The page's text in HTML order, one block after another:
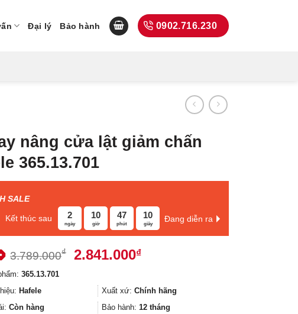
Đại lý Bảo hành 0902.716.230
nâng cửa lật giảm chấn
365.13.701
SALE
Kết thúc sau 2
ngày
10
giờ
47
phút
9
giây
Đang diễn ra
3.789.000₫
Giá
3.789.000₫.
2.841.000₫Giá
là:
2.841.000₫.
365.13.701
Hafele Xuất xứ: Chính hãng
Còn hàng Bảo hành: 12 tháng